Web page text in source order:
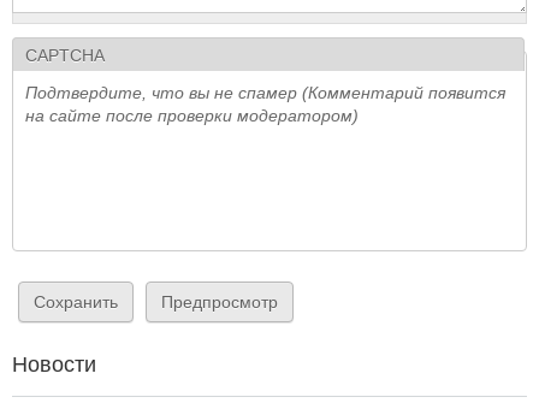
CAPTCHA
Подтвердите, что вы не спамер (Комментарий появится
на сайте после проверки модератором)
Новости